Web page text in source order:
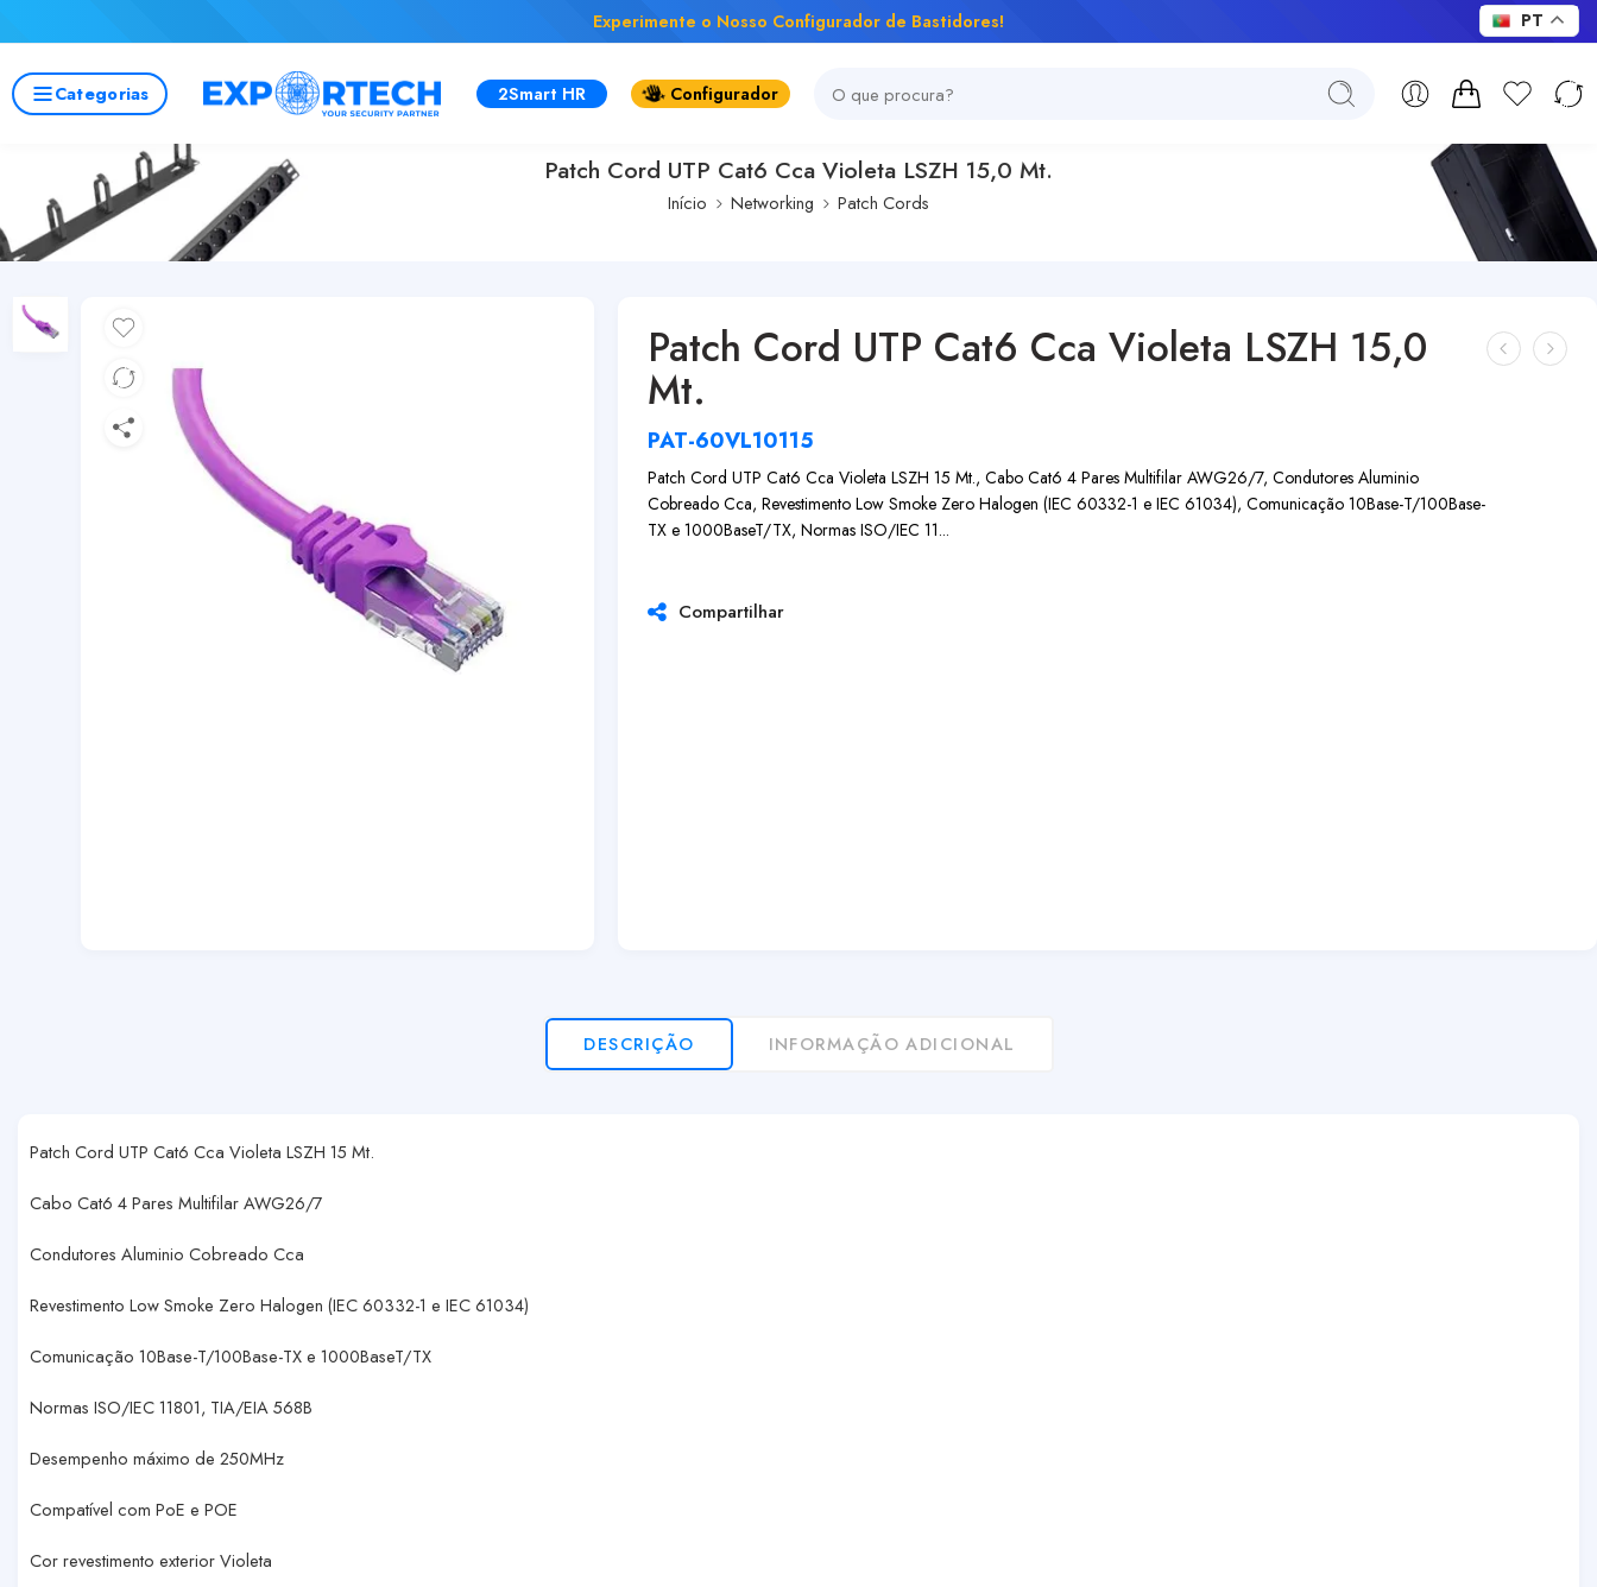
Experimente o Nosso Configurador de Bastidores!
Categorias 2Smart HR Configurador
Patch Cord UTP Cat6 Cca Violeta LSZH 15,0 Mt.
Início Networking Patch Cords
Patch Cord UTP Cat6 Cca Violeta LSZH 15,0
Mt.
PAT-60VL10115
Patch Cord UTP Cat6 Cca Violeta LSZH 15 Mt., Cabo Cat6 4 Pares Multifilar AWG26/7, Condutores Aluminio
Cobreado Cca, Revestimento Low Smoke Zero Halogen (IEC 60332-1 e IEC 61034), Comunicação 10Base-T/100Base-
TX e 1000BaseT/TX, Normas ISO/IEC 11...
Compartilhar
DESCRIÇÃO INFORMAÇÃO ADICIONAL
Patch Cord UTP Cat6 Cca Violeta LSZH 15 Mt.
Cabo Cat6 4 Pares Multifilar AWG26/7
Condutores Aluminio Cobreado Cca
Revestimento Low Smoke Zero Halogen (IEC 60332-1 e IEC 61034)
Comunicação 10Base-T/100Base-TX e 1000BaseT/TX
Normas ISO/IEC 11801, TIA/EIA 568B
Desempenho máximo de 250MHz
Compatível com PoE e POE
Cor revestimento exterior Violeta
PT